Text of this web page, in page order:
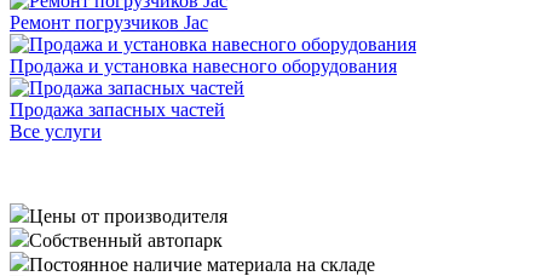
Ремонт погрузчиков Jac
Продажа и установка навесного оборудования
Продажа запасных частей
Все услуги
Цены от производителя
Собственный автопарк
Постоянное наличие материала на складе